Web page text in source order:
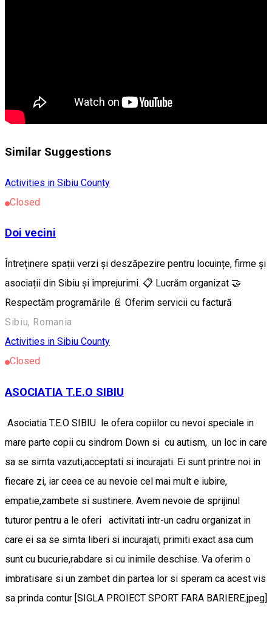
Similar Suggestions
Activities in Sibiu County
Closed
Doi vecini
Întreținere spații verzi și deszăpezire pentru locuințe, firme și
asociații din Sibiu și împrejurimi. 📋 Lucrăm organizat 🤝
Respectăm programările 📄 Oferim servicii cu factură
Sibiu, Romania
Activities in Sibiu County
Closed
ASOCIATIA T.E.O SIBIU
Asociatia T.E.O SIBIU le ofera copiilor cu nevoi speciale in
mare parte copii cu sindrom Down si cu autism, un loc in care
sa se simta vazuti,acceptati si incurajati. Ei sunt printre noi in
fiecare zi, iar ceea ce au nevoie cel mai mult e iubire,
empatie,zambete si sustinere. Avem nevoie de sprijinul
tuturor pentru a le oferi activitati intr-un cadru organizat in
care ei sa se simta liberi si incurajati, primiti exact asa cum
sunt cu bucurie,rabdare si cu inimile deschise. Va oferim o
imbratisare si un zambet din partea lor si speram ca acest vis
sa prinda contur [SIGLA PROIECT SPORT FARA BARIERE.jpeg]